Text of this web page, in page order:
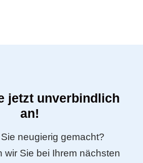
jetzt unverbindlich
an!
neugierig gemacht?
wir Sie bei Ihrem nächsten